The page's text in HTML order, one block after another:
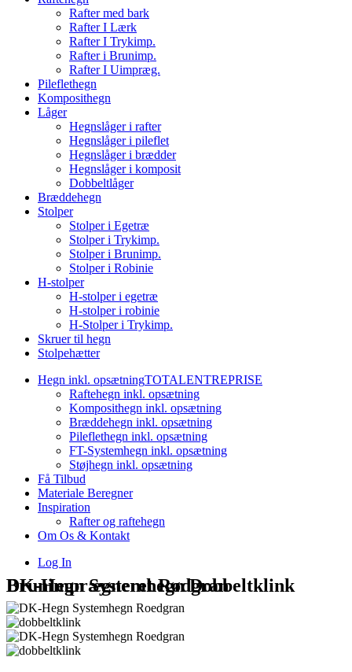
Rafter med bark
Rafter I Lærk
Rafter I Trykimp.
Rafter i Brunimp.
Rafter I Uimpræg.
Pileflethegn
Komposithegn
Låger
Hegnslåger i rafter
Hegnslåger i pileflet
Hegnslåger i brædder
Hegnslåger i komposit
Dobbeltlåger
Bræddehegn
Stolper
Stolper i Egetræ
Stolper i Trykimp.
Stolper i Brunimp.
Stolper i Robinie
H-stolper
H-stolper i egetræ
H-stolper i robinie
H-Stolper i Trykimp.
Skruer til hegn
Stolpehætter
Hegn inkl. opsætningTOTALENTREPRISE
Raftehegn inkl. opsætning
Komposithegn inkl. opsætning
Bræddehegn inkl. opsætning
Pileflethegn inkl. opsætning
FT-Systemhegn inkl. opsætning
Støjhegn inkl. opsætning
Få Tilbud
Materiale Beregner
Inspiration
Rafter og raftehegn
Om Os & Kontakt
Log In
DK-Hegn Systemhegn Dobbeltklink Brunimprægneret Rødgran